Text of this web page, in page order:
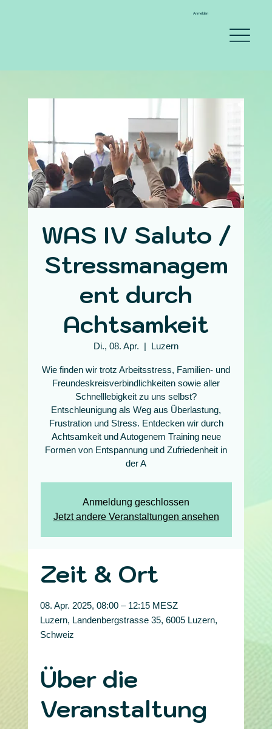
Anmelden
WAS IV Saluto /
Stressmanagem
ent durch
Achtsamkeit
Di., 08. Apr.
  |
Luzern
Wie finden wir trotz Arbeitsstress, Familien- und
Freundeskreisverbindlichkeiten sowie aller
Schnelllebigkeit zu uns selbst?
Entschleunigung als Weg aus Überlastung,
Frustration und Stress. Entdecken wir durch
Achtsamkeit und Autogenem Training neue
Formen von Entspannung und Zufriedenheit in
der A
Anmeldung geschlossen
Jetzt andere Veranstaltungen ansehen
Zeit & Ort
08. Apr. 2025, 08:00 – 12:15 MESZ
Luzern, Landenbergstrasse 35, 6005 Luzern,
Schweiz
Über die
Veranstaltung